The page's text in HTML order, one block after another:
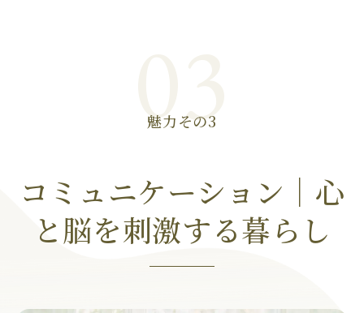
03
魅力その3
コミュニケーション｜心
と脳を刺激する暮らし